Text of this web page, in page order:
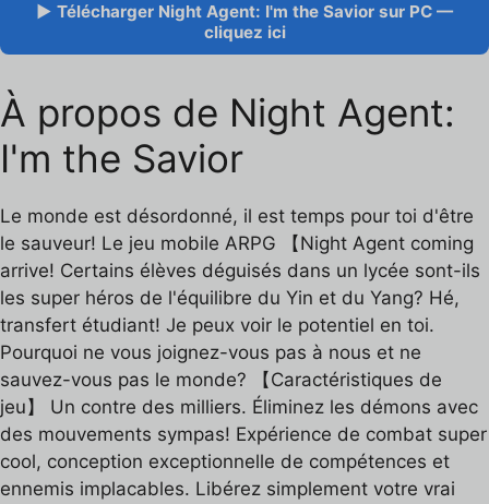
▶ Télécharger Night Agent: I'm the Savior sur PC —
cliquez ici
À propos de Night Agent:
I'm the Savior
Le monde est désordonné, il est temps pour toi d'être
le sauveur! Le jeu mobile ARPG 【Night Agent coming
arrive! Certains élèves déguisés dans un lycée sont-ils
les super héros de l'équilibre du Yin et du Yang? Hé,
transfert étudiant! Je peux voir le potentiel en toi.
Pourquoi ne vous joignez-vous pas à nous et ne
sauvez-vous pas le monde? 【Caractéristiques de
jeu】 Un contre des milliers. Éliminez les démons avec
des mouvements sympas! Expérience de combat super
cool, conception exceptionnelle de compétences et
ennemis implacables. Libérez simplement votre vrai